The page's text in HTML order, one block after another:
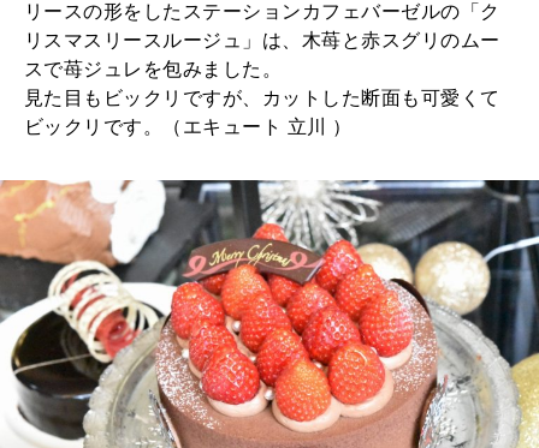
リースの形をしたステーションカフェバーゼルの「ク
リスマスリースルージュ」は、木苺と赤スグリのムー
スで苺ジュレを包みました。
見た目もビックリですが、カットした断面も可愛くて
ビックリです。（エキュート 立川 ）